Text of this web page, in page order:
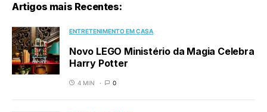
Artigos mais Recentes:
ENTRETENIMENTO EM CASA
Novo LEGO Ministério da Magia Celebra
Harry Potter
4 MIN 0